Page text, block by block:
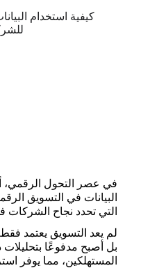
في عصر التحول الرقمي،
البيانات في التسويق
التي تحدد نجاح
لم يعد التسويق يعتمد
بل أصبح مدفوعًا
المستهلكين، مما يوفر